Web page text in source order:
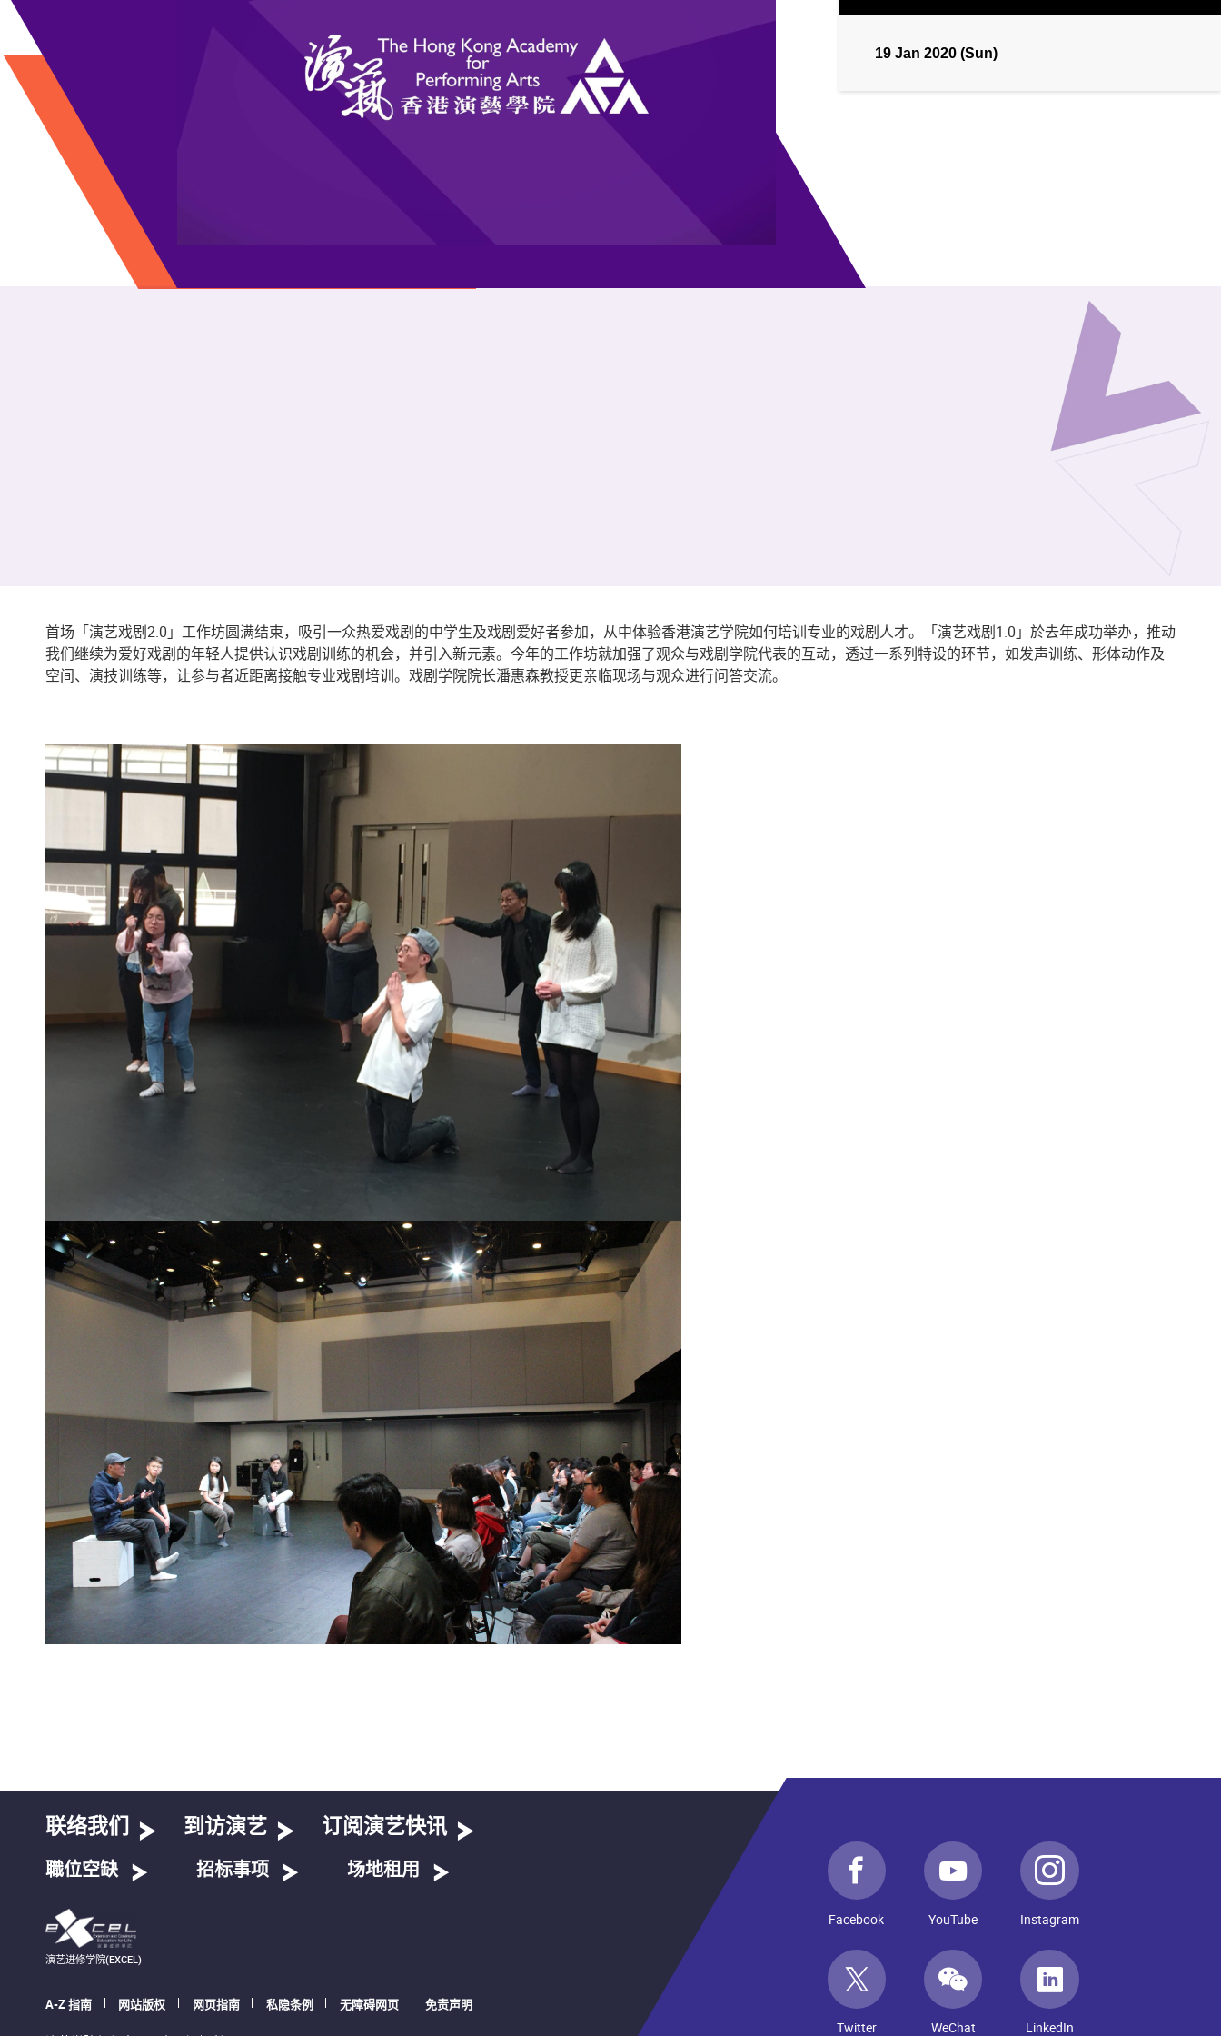
19 Jan 2020 (Sun)
首场「演艺戏剧2.0」工作坊圆满结束，吸引一众热爱戏剧的中学生及戏剧爱好者参加，从中体验香港演艺学院如何培训专业的戏剧人才。「演艺戏剧1.0」於去年成功举办，推动
我们继续为爱好戏剧的年轻人提供认识戏剧训练的机会，并引入新元素。今年的工作坊就加强了观众与戏剧学院代表的互动，透过一系列特设的环节，如发声训练、形体动作及
空间、演技训练等，让参与者近距离接触专业戏剧培训。戏剧学院院长潘惠森教授更亲临现场与观众进行问答交流。
联络我们 到访演艺 订阅演艺快讯
職位空缺 招标事项 场地租用
演艺进修学院(EXCEL)
A-Z 指南 网站版权 网页指南 私隐条例 无障碍网页 免责声明
Facebook YouTube Instagram
Twitter WeChat LinkedIn